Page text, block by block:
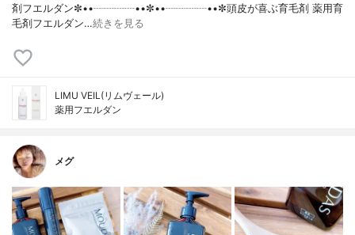
剤フエルダン✼••┈┈┈┈••✼••┈┈┈┈••✼頭皮が喜ぶ育毛剤 薬用育
毛剤フエルダン…続きを見る
LIMU VEIL(リムヴェール)
薬用フエルダン
メグ